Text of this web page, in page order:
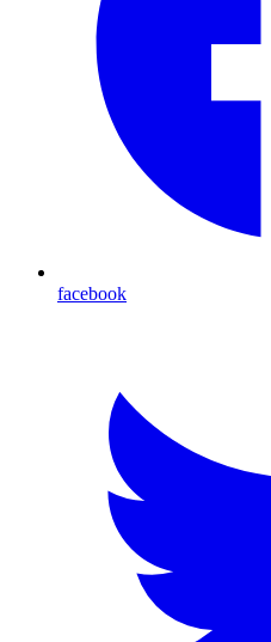
facebook